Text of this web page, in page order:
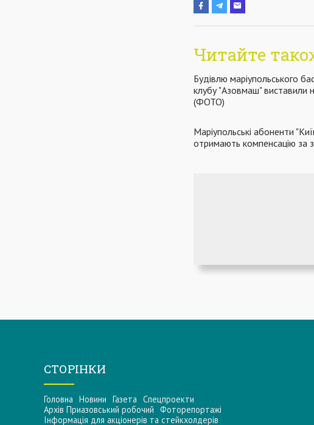
Читайте
Будівлю маріупольського
клубу "Азовмаш" виставили
(ФОТО)
Маріупольські абоненти
отримають компенсацію за
СТОРІНКИ
Головна Новини Газета Спецпроекти
Архів Приазовський робочий Фоторепортажі
Інформацiя для акцiонерiв та стейкхолдерiв